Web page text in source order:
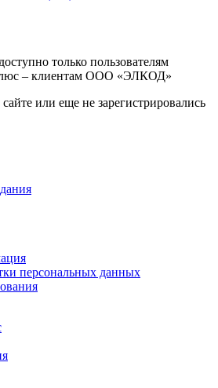
только пользователям
– клиентам ООО «ЭЛКОД»
или еще не зарегистрировались
персональных данных